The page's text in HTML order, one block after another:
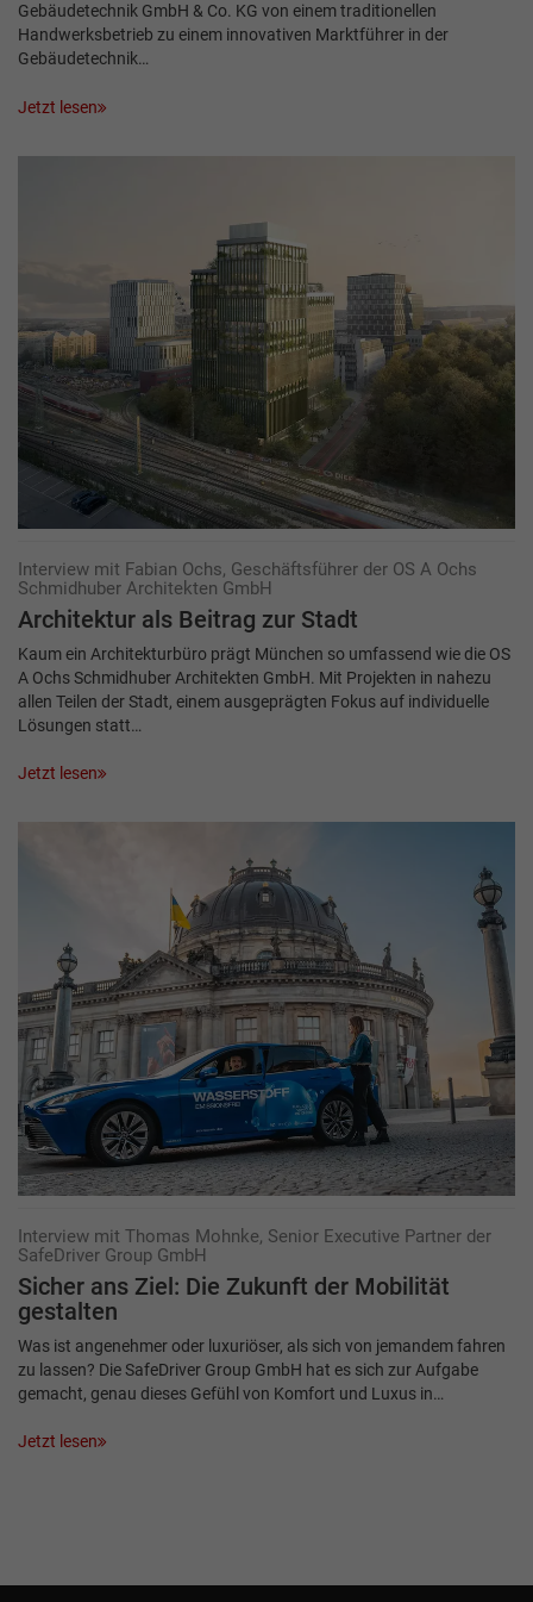
Gebäudetechnik GmbH & Co. KG von einem traditionellen
Handwerksbetrieb zu einem innovativen Marktführer in der
Gebäudetechnik…
Jetzt lesen
Interview mit Fabian Ochs, Geschäftsführer der OS A Ochs
Schmidhuber Architekten GmbH
Architektur als Beitrag zur Stadt
Kaum ein Architekturbüro prägt München so umfassend wie die OS
A Ochs Schmidhuber Architekten GmbH. Mit Projekten in nahezu
allen Teilen der Stadt, einem ausgeprägten Fokus auf individuelle
Lösungen statt…
Jetzt lesen
Interview mit Thomas Mohnke, Senior Executive Partner der
SafeDriver Group GmbH
Sicher ans Ziel: Die Zukunft der Mobilität
gestalten
Was ist angenehmer oder luxuriöser, als sich von jemandem fahren
zu lassen? Die ­SafeDriver Group GmbH hat es sich zur Aufgabe
gemacht, genau dieses Gefühl von Komfort und Luxus in…
Jetzt lesen